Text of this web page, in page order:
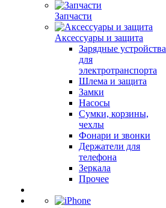
Запчасти
Аксессуары и защита
Зарядные устройства
для
электротранспорта
Шлема и защита
Замки
Насосы
Сумки, корзины,
чехлы
Фонари и звонки
Держатели для
телефона
Зеркала
Прочее